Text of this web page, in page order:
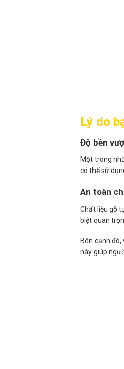
Lý do
Độ bền
Một trong
có thể sử
An toàn
Chất liệu gỗ
biệt quan
Bên cạnh
này giúp